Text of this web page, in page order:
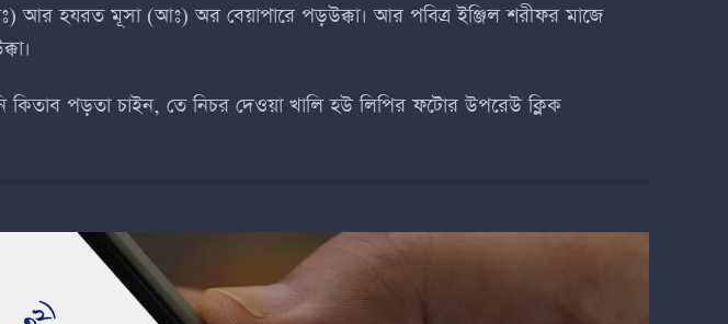
হযরত মূসা (আঃ) অর বেয়াপারে পড়উক্কা। আর পবিত্র ইঞ্জিল শরীফর মাজে
কিতাব পড়তা চাইন, তে নিচর দেওয়া খালি হউ লিপির ফটোর উপরেউ ক্লিক